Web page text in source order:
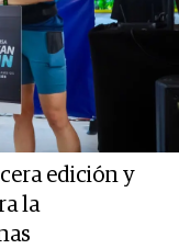
edición y
la